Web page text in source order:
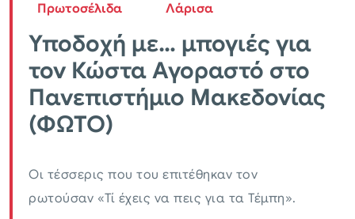
Πρωτοσέλιδα Λάρισα
Υποδοχή με… μπογιές για
τον Κώστα Αγοραστό στο
Πανεπιστήμιο Μακεδονίας
(ΦΩΤΟ)
Οι τέσσερις που του επιτέθηκαν τον
ρωτούσαν «Τί έχεις να πεις για τα Τέμπη».